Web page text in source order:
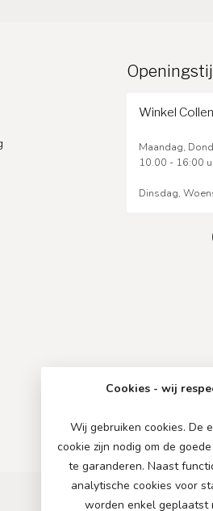
Winkel
Maandag,
10.00 - 16:00
Dinsdag,
Cookies - wij
Wij gebruiken cookies. De
cookie zijn nodig om de
te garanderen. Naast
analytische cookies voor
worden enkel geplaatst